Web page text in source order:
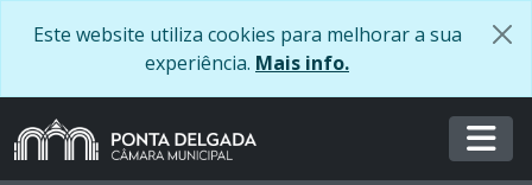
Este website utiliza cookies para melhorar a sua
experiência. Mais info.